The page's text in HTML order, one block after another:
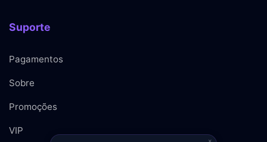
Suporte
Pagamentos
Sobre
Promoções
VIP